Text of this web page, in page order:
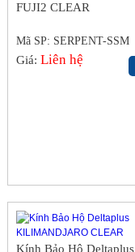
FUJI2 CLEAR
Mã SP: SERPENT-SSM
Giá:Liên hệ
Kính Bảo Hộ Deltaplus